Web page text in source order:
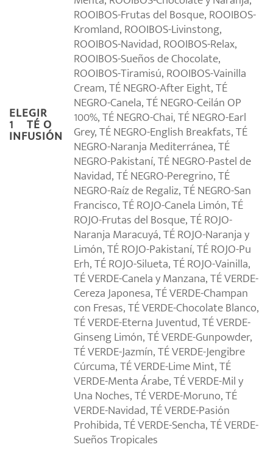
ELEGIR
1º TÉ O
INFUSIÓN
ROOIBOS-Frutas del Bosque, ROOIBOS-
Kromland, ROOIBOS-Livinstong,
ROOIBOS-Navidad, ROOIBOS-Relax,
ROOIBOS-Sueños de Chocolate,
ROOIBOS-Tiramisú, ROOIBOS-Vainilla
Cream, TÉ NEGRO-After Eight, TÉ
NEGRO-Canela, TÉ NEGRO-Ceilán OP
100%, TÉ NEGRO-Chai, TÉ NEGRO-Earl
Grey, TÉ NEGRO-English Breakfats, TÉ
NEGRO-Naranja Mediterránea, TÉ
NEGRO-Pakistaní, TÉ NEGRO-Pastel de
Navidad, TÉ NEGRO-Peregrino, TÉ
NEGRO-Raíz de Regaliz, TÉ NEGRO-San
Francisco, TÉ ROJO-Canela Limón, TÉ
ROJO-Frutas del Bosque, TÉ ROJO-
Naranja Maracuyá, TÉ ROJO-Naranja y
Limón, TÉ ROJO-Pakistaní, TÉ ROJO-Pu
Erh, TÉ ROJO-Silueta, TÉ ROJO-Vainilla,
TÉ VERDE-Canela y Manzana, TÉ VERDE-
Cereza Japonesa, TÉ VERDE-Champan
con Fresas, TÉ VERDE-Chocolate Blanco,
TÉ VERDE-Eterna Juventud, TÉ VERDE-
Ginseng Limón, TÉ VERDE-Gunpowder,
TÉ VERDE-Jazmín, TÉ VERDE-Jengibre
Cúrcuma, TÉ VERDE-Lime Mint, TÉ
VERDE-Menta Árabe, TÉ VERDE-Mil y
Una Noches, TÉ VERDE-Moruno, TÉ
VERDE-Navidad, TÉ VERDE-Pasión
Prohibida, TÉ VERDE-Sencha, TÉ VERDE-
Sueños Tropicales